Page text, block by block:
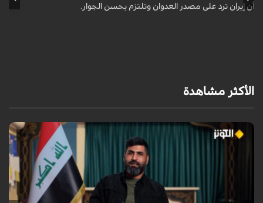
أن إيران ترد على مصدر العدوان وتلتزم بحسن الجوار.
الأكثر مشاهدة